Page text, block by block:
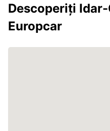
Descoperiți
Europcar